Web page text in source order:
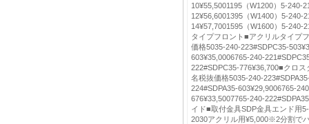
10¥55,5001195（W1200）5-240-
12¥56,6001395（W1400）5-240-
14¥57,7001595（W1600）5-240-
タイプフロント■アクリルタイプ
価格5035-240-223#SDPC35-
603¥35,0006765-240-
222#SDPC35-776¥36,700■クロ
名税抜価格5035-240-
224#SDPA35-603¥29,9006765-
676¥33,5007765-240-
イド■取付金具SDP金具エンド用
2030アクリル用¥5,000※2分割で